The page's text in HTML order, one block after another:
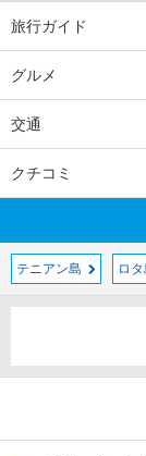
旅行ガイド
グルメ
交通
クチコミ
テニアン島 ロ